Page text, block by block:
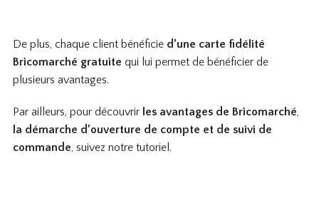
De plus, chaque client bénéficie d’une carte fidélité
Bricomarché gratuite qui lui permet de bénéficier de
plusieurs avantages.
Par ailleurs, pour découvrir les avantages de Bricomarché,
la démarche d’ouverture de compte et de suivi de
commande, suivez notre tutoriel.